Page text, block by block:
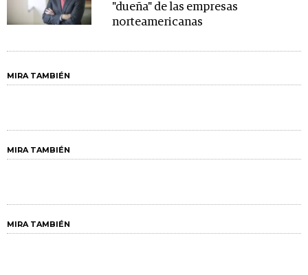
"dueña" de las empresas
norteamericanas
MIRA TAMBIÉN
MIRA TAMBIÉN
MIRA TAMBIÉN